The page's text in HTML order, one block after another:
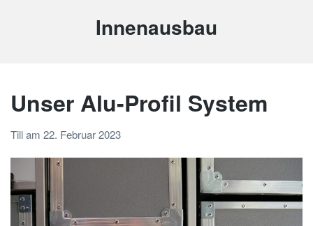
Schlagwort:
Innenausbau
Unser Alu-Profil System
Tillam 22. Februar 2023